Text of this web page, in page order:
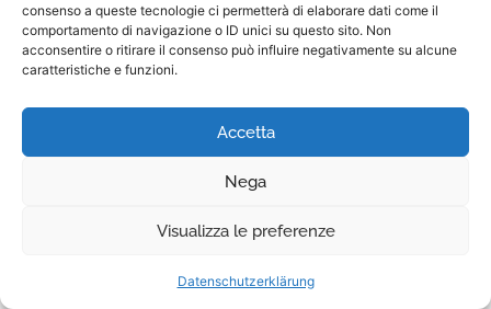
consenso a queste tecnologie ci permetterà di elaborare dati come il
comportamento di navigazione o ID unici su questo sito. Non
acconsentire o ritirare il consenso può influire negativamente su alcune
caratteristiche e funzioni.
Accetta
Nega
Visualizza le preferenze
Datenschutzerklärung